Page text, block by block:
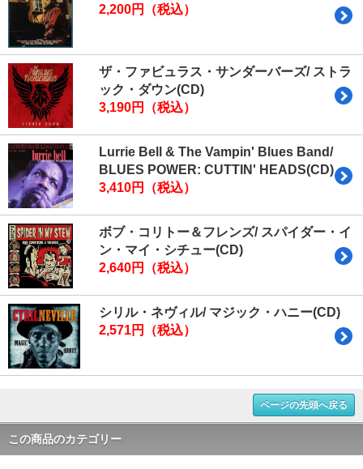
2,200円（税込）
ザ・ファビュラス・サンダーバーズ/ ストラ
ック・ダウン(CD)
3,190円（税込）
Lurrie Bell & The Vampin' Blues Band/
BLUES POWER: CUTTIN' HEADS(CD)
3,410円（税込）
ボブ・コリトー＆フレンズ/ スパイダー・イ
ン・マイ・シチュー(CD)
2,640円（税込）
シリル・ネヴィル/ マジック・ハニー(CD)
2,571円（税込）
ページの先頭へ戻る
この商品のカテゴリー